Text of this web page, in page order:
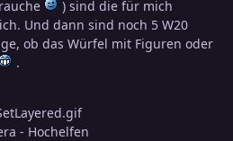
) sind die für mich
Und dann sind noch 5 W20
ob das Würfel mit Figuren oder
.
- Hochelfen